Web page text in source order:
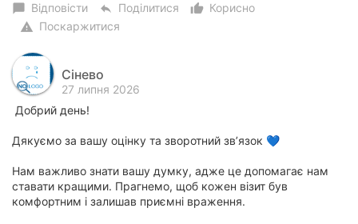
chat_bubble Відповісти reply Поділитися thumb_up_alt
Корисно
warning Поскаржитися
Сінево
27 липня 2026
Добрий день!
Дякуємо за вашу оцінку та зворотний зв’язок 💙
Нам важливо знати вашу думку, адже це допомагає нам
ставати кращими. Прагнемо, щоб кожен візит був
комфортним і залишав приємні враження.